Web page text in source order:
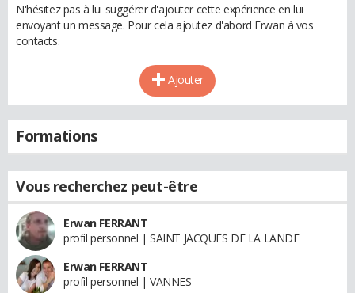
N'hésitez pas à lui suggérer d'ajouter cette expérience en lui
envoyant un message. Pour cela ajoutez d'abord Erwan à vos
contacts.
Ajouter
Formations
Vous recherchez peut-être
Erwan FERRANT
profil personnel | SAINT JACQUES DE LA LANDE
Erwan FERRANT
profil personnel | VANNES